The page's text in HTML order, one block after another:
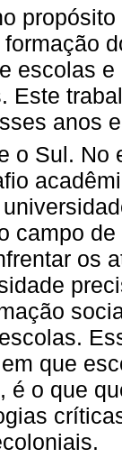
escolas
Este
anos
o Sul. No
campo
os
que
é o que